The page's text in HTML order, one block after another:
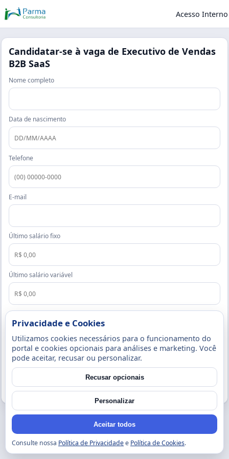
Acesso Interno
Candidatar-se à vaga de Executivo de Vendas
B2B SaaS
Nome completo
Data de nascimento
Telefone
E-mail
Último salário fixo
Último salário variável
Currículo (PDF, Word ou Imagem até 5MB)
Enviar candidatura
Voltar
Privacidade e Cookies
Utilizamos cookies necessários para o funcionamento do
portal e cookies opcionais para análises e marketing. Você
pode aceitar, recusar ou personalizar.
Recusar opcionais
Personalizar
Aceitar todos
Consulte nossa Política de Privacidadee Política de Cookies.